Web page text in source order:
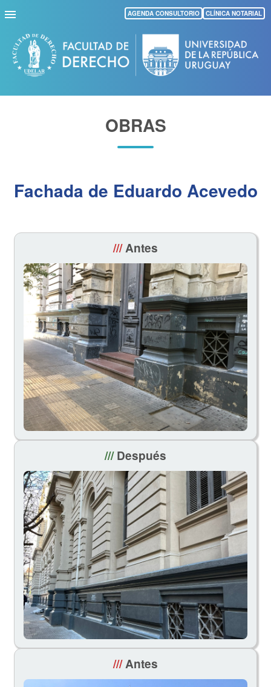
Pasar
al
contenido
principal
AGENDA CONSULTORIO CLÍNICA NOTARIAL
OBRAS
Fachada de Eduardo Acevedo
///Antes
///Después
///Antes